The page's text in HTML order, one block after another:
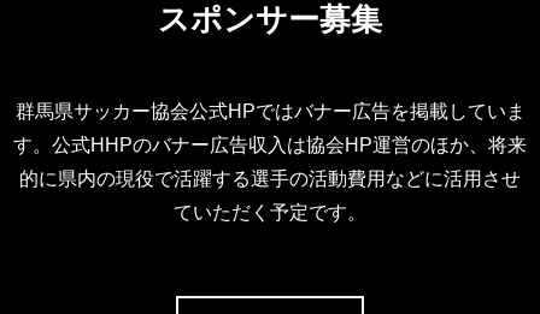
スポンサー募集
群馬県サッカー協会公式HPではバナー広告を掲載していま
す。公式HHPのバナー広告収入は協会HP運営のほか、将来
的に県内の現役で活躍する選手の活動費用などに活用させ
ていただく予定です。